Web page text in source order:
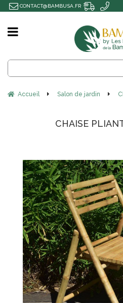
Accueil Salon de jardin
CHAISE
CONTACT@BAMBUSA.FR